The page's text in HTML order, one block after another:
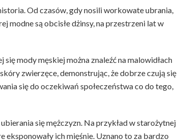
Od czasów, gdy nosili workowate ubrania,
modne są obcisłe dżinsy, na przestrzeni lat w
mody męskiej można znaleźć na malowidłach
zwierzęce, demonstrując, że dobrze czują się
się do oczekiwań społeczeństwa co do tego,
się mężczyzn. Na przykład w starożytnej
eksponowały ich mięśnie. Uznano to za bardzo